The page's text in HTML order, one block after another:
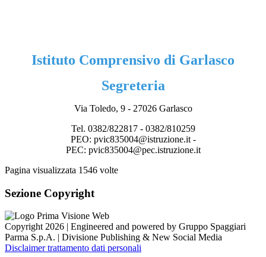
Istituto Comprensivo di Garlasco
Segreteria
Via Toledo, 9 - 27026 Garlasco
Tel. 0382/822817 - 0382/810259
PEO: pvic835004@istruzione.it -
PEC: pvic835004@pec.istruzione.it
Pagina visualizzata 1546 volte
Sezione Copyright
Copyright 2026 | Engineered and powered by Gruppo Spaggiari
Parma S.p.A. | Divisione Publishing & New Social Media
Disclaimer trattamento dati personali